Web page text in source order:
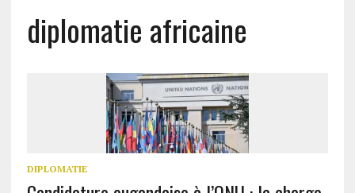
diplomatie africaine
DIPLOMATIE